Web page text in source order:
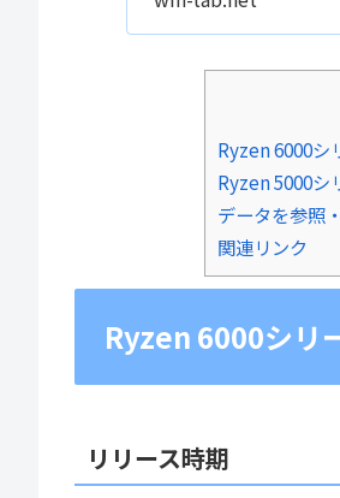
Ryzen 6000シ
Ryzen 5000シ
データを参照
関連リンク
Ryzen 6000シリ
リリース時期